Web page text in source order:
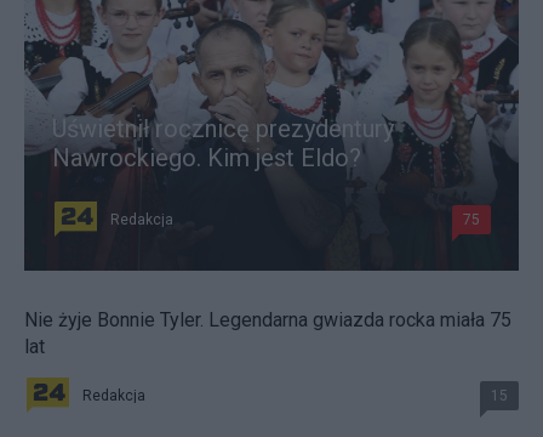
Uświetnił rocznicę prezydentury
Nawrockiego. Kim jest Eldo?
Redakcja 75
Nie żyje Bonnie Tyler. Legendarna gwiazda rocka miała 75
lat
Redakcja 15